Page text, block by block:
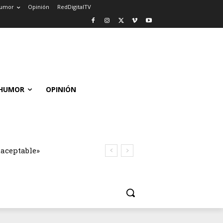
Opinión RedDigitalTV
OPINIÓN